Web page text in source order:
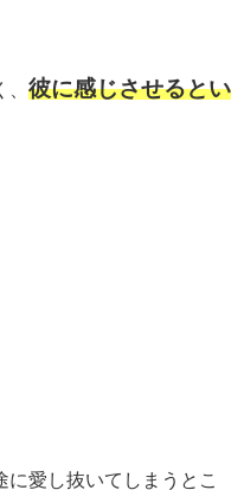
彼に感じさせるとい
愛し抜いてしまうとこ